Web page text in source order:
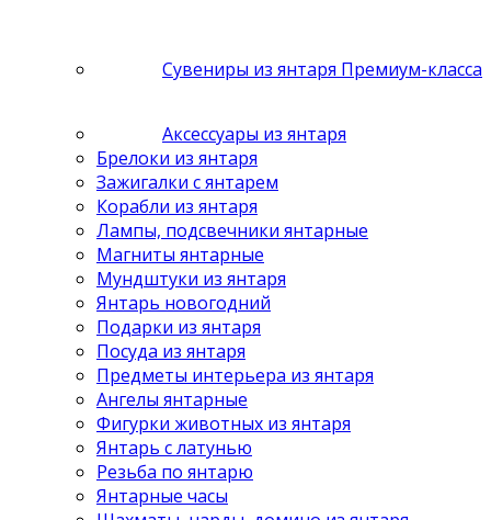
Сувениры из янтаря Премиум-класса
Аксессуары из янтаря
Брелоки из янтаря
Зажигалки с янтарем
Корабли из янтаря
Лампы, подсвечники янтарные
Магниты янтарные
Мундштуки из янтаря
Янтарь новогодний
Подарки из янтаря
Посуда из янтаря
Предметы интерьера из янтаря
Ангелы янтарные
Фигурки животных из янтаря
Янтарь с латунью
Резьба по янтарю
Янтарные часы